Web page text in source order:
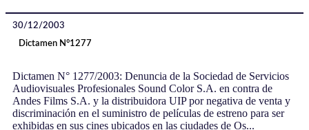
30/12/2003
Dictamen N°1277
Dictamen N° 1277/2003: Denuncia de la Sociedad de Servicios
Audiovisuales Profesionales Sound Color S.A. en contra de
Andes Films S.A. y la distribuidora UIP por negativa de venta y
discriminación en el suministro de películas de estreno para ser
exhibidas en sus cines ubicados en las ciudades de Os...